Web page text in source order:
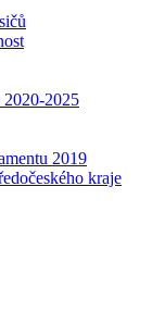
2020-2025
2019
kraje